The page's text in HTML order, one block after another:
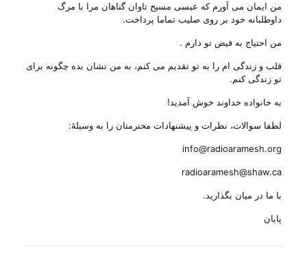
من ایمان می آورم که عیسی مسیح تاوان گناهان مرا با مرگ
داوطلبانه خود بر روی صلیب تماما پرداخت.
من احتیاج به فیض تو دارم .
قلب و زندگی ام را به تو تقدیم می کنم، به من نشان بده چگونه برای
تو زندگی کنم.
به خانواده خداوند خوش آمدید!
لطفا سوالات، نظرات و پیشنهادات محترمتان را به وسیلهٔ:
info@radioaramesh.org
radioaramesh@shaw.ca
با ما در میان بگذارید.
پایان